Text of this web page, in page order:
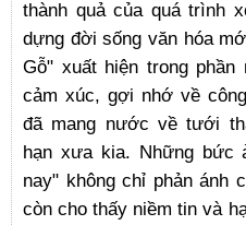
thành quả của quá trình
dựng đời sống văn hóa
Gỗ" xuất hiện trong
cảm xúc, gợi nhớ về
đã mang nước về tưới
hạn xưa kia. Những bức
nay" không chỉ phản ánh
còn cho thấy niềm tin và